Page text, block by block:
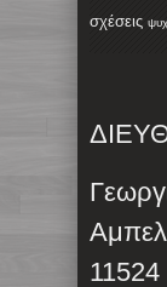
σχέσεις
11524